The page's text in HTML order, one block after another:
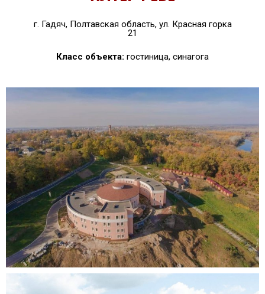
г. Гадяч, Полтавская область, ул. Красная горка
21
Класс объекта: гостиница, синагога